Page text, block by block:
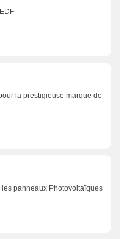
la prestigieuse marque de
panneaux Photovoltaïques